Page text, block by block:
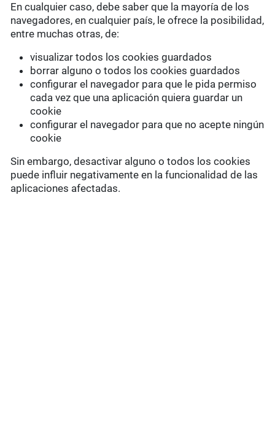
En cualquier caso, debe saber que la mayoría de los
navegadores, en cualquier país, le ofrece la posibilidad,
entre muchas otras, de:
visualizar todos los cookies guardados
borrar alguno o todos los cookies guardados
configurar el navegador para que le pida permiso
cada vez que una aplicación quiera guardar un
cookie
configurar el navegador para que no acepte ningún
cookie
Sin embargo, desactivar alguno o todos los cookies
puede influir negativamente en la funcionalidad de las
aplicaciones afectadas.